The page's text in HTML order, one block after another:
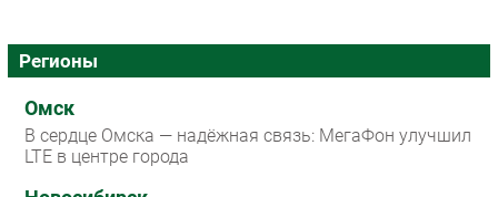
Регионы
Омск
В сердце Омска — надёжная связь: МегаФон улучшил
LTE в центре города